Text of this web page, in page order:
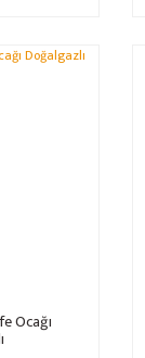
Ocağı